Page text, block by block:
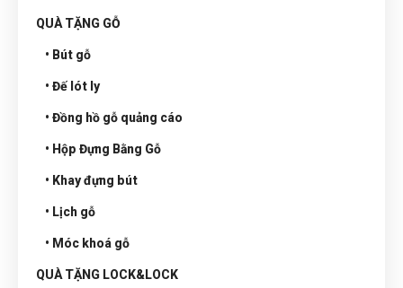
QUÀ TẶNG GỖ
• Bút gỗ
• Đế lót ly
• Đồng hồ gỗ quảng cáo
• Hộp Đựng Bằng Gỗ
• Khay đựng bút
• Lịch gỗ
• Móc khoá gỗ
QUÀ TẶNG LOCK&LOCK